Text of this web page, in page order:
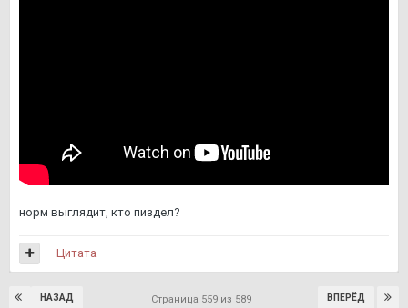
норм выглядит, кто пиздел?
Цитата
НАЗАД ВПЕРЁД
Страница 559 из 589